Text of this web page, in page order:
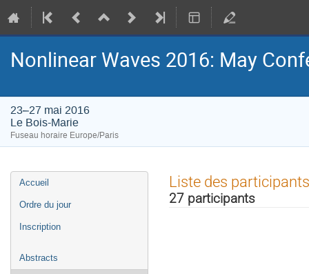
Nonlinear Waves 2016: May
23–27 mai 2016
Le Bois-Marie
Fuseau horaire Europe/Paris
Menu
de
l'événement
Accueil
Ordre du jour
Inscription
Abstracts
Liste des participants
27 participants